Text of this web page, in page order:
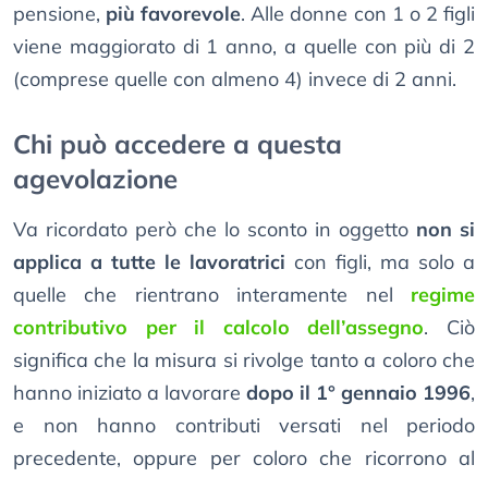
pensione, più favorevole. Alle donne con 1 o 2 figli
viene maggiorato di 1 anno, a quelle con più di 2
(comprese quelle con almeno 4) invece di 2 anni.
Chi può accedere a questa
agevolazione
Va ricordato però che lo sconto in oggetto non si
applica a tutte le lavoratrici con figli, ma solo a
quelle che rientrano interamente nel regime
contributivo per il calcolo dell’assegno. Ciò
significa che la misura si rivolge tanto a coloro che
hanno iniziato a lavorare dopo il 1° gennaio 1996,
e non hanno contributi versati nel periodo
precedente, oppure per coloro che ricorrono al